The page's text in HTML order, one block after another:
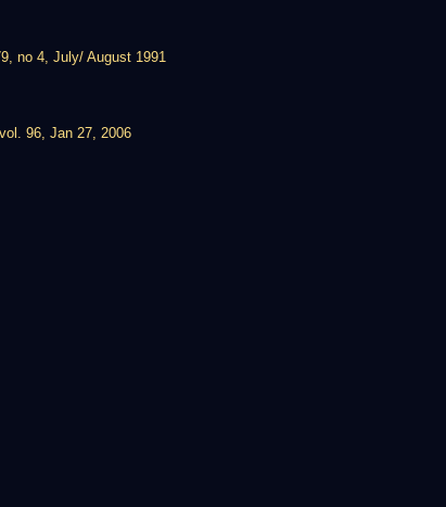
no 4, July/ August 1991
96, Jan 27, 2006